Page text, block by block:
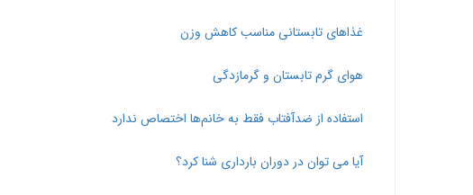
غذاهای تابستانی مناسب کاهش وزن
هوای گرم تابستان و گرمازدگی
استفاده از ضدآفتاب‌ فقط به خانم‌ها اختصاص ندارد
آیا می توان در دوران بارداری شنا کرد؟